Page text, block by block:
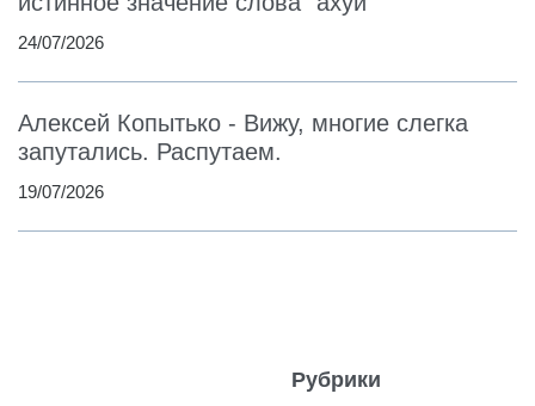
24/07/2026
Алексей Копытько - Вижу, многие слегка
запутались. Распутаем.
19/07/2026
Рубрики